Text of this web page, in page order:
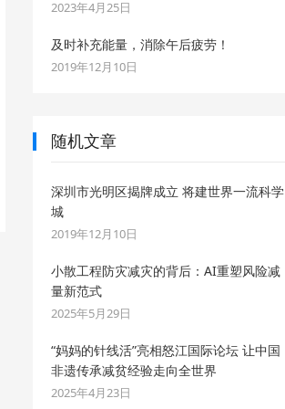
2023年4月25日
及时补充能量，消除午后疲劳！
2019年12月10日
随机文章
深圳市光明区揭牌成立 将建世界一流科学
城
2019年12月10日
小散工程防灾减灾的背后：AI重塑风险减
量新范式
2025年5月29日
“妈妈的针线活”亮相怒江国际论坛 让中国
非遗传承减贫经验走向全世界
2025年4月23日